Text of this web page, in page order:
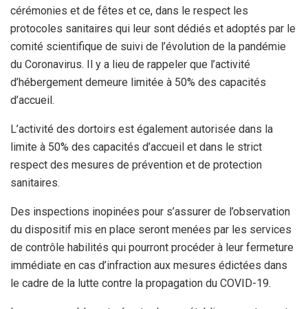
cérémonies et de fêtes et ce, dans le respect les
protocoles sanitaires qui leur sont dédiés et adoptés par le
comité scientifique de suivi de l’évolution de la pandémie
du Coronavirus. Il y a lieu de rappeler que l’activité
d’hébergement demeure limitée à 50% des capacités
d’accueil.
L’activité des dortoirs est également autorisée dans la
limite à 50% des capacités d’accueil et dans le strict
respect des mesures de prévention et de protection
sanitaires.
Des inspections inopinées pour s’assurer de l’observation
du dispositif mis en place seront menées par les services
de contrôle habilités qui pourront procéder à leur fermeture
immédiate en cas d’infraction aux mesures édictées dans
le cadre de la lutte contre la propagation du COVID-19.